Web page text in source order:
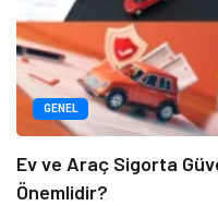
GENEL
Ev ve Araç Sigorta
Önemlidir?